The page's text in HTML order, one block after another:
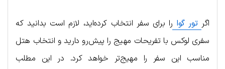
اگر تور گوا را برای سفر انتخاب کرده‌اید، لازم است بدانید که
سفری لوکس با تفریحات مهیج را پیش‌رو دارید و انتخاب هتل
مناسب این سفر را مهیج‌تر خواهد کرد. در این مطلب